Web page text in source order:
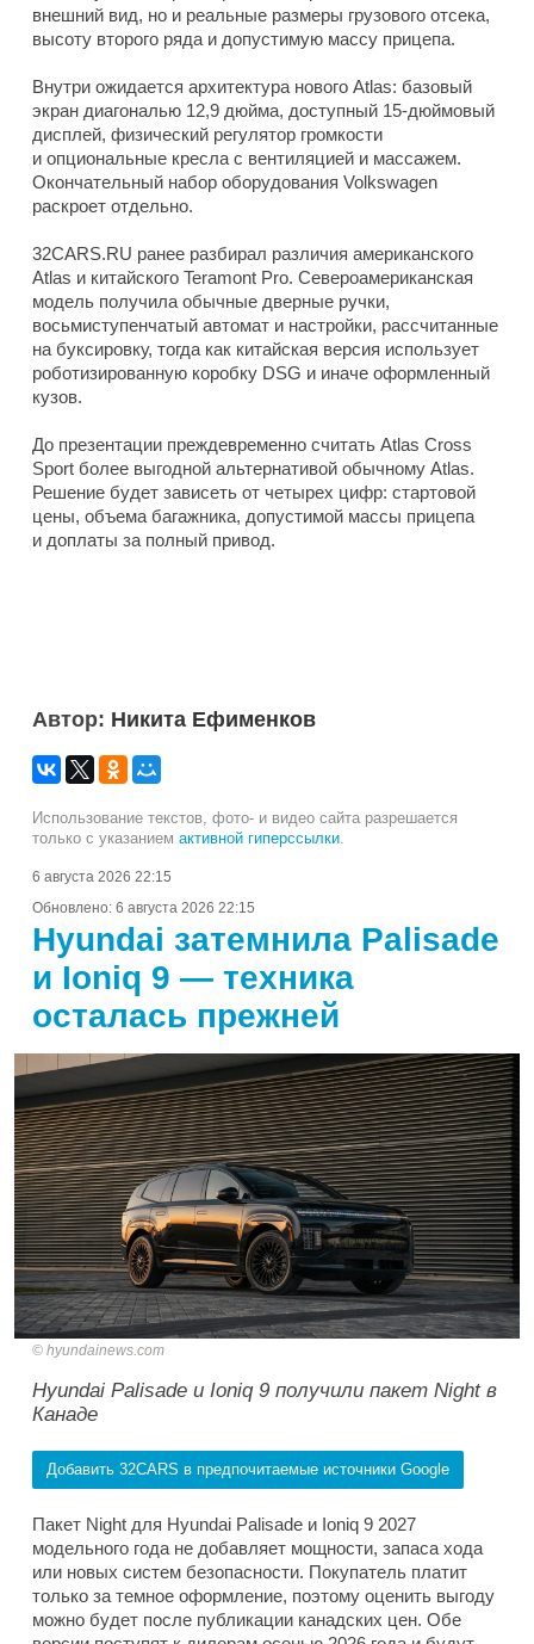
внешний вид, но и реальные размеры грузового отсека,
высоту второго ряда и допустимую массу прицепа.
Внутри ожидается архитектура нового Atlas: базовый
экран диагональю 12,9 дюйма, доступный 15-дюймовый
дисплей, физический регулятор громкости
и опциональные кресла с вентиляцией и массажем.
Окончательный набор оборудования Volkswagen
раскроет отдельно.
32CARS.RU ранее разбирал различия американского
Atlas и китайского Teramont Pro. Североамериканская
модель получила обычные дверные ручки,
восьмиступенчатый автомат и настройки, рассчитанные
на буксировку, тогда как китайская версия использует
роботизированную коробку DSG и иначе оформленный
кузов.
До презентации преждевременно считать Atlas Cross
Sport более выгодной альтернативой обычному Atlas.
Решение будет зависеть от четырех цифр: стартовой
цены, объема багажника, допустимой массы прицепа
и доплаты за полный привод.
Автор: Никита Ефименков
Использование текстов, фото- и видео сайта разрешается
только с указанием активной гиперссылки.
6 августа 2026 22:15
Обновлено: 6 августа 2026 22:15
Hyundai затемнила Palisade
и Ioniq 9 — техника
осталась прежней
hyundainews.com
Hyundai Palisade и Ioniq 9 получили пакет Night в
Канаде
Добавить 32CARS в предпочитаемые источники Google
Пакет Night для Hyundai Palisade и Ioniq 9 2027
модельного года не добавляет мощности, запаса хода
или новых систем безопасности. Покупатель платит
только за темное оформление, поэтому оценить выгоду
можно будет после публикации канадских цен. Обе